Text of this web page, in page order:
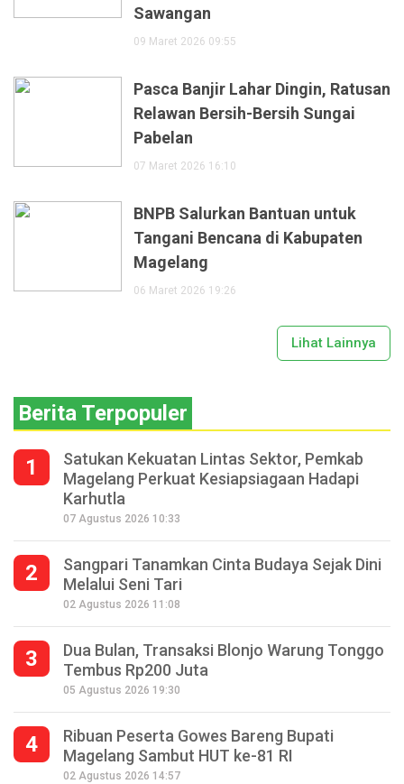
Sawangan
09 Maret 2026 09:55
Pasca Banjir Lahar Dingin, Ratusan
Relawan Bersih-Bersih Sungai
Pabelan
07 Maret 2026 16:10
BNPB Salurkan Bantuan untuk
Tangani Bencana di Kabupaten
Magelang
06 Maret 2026 19:26
Lihat Lainnya
Berita Terpopuler
1
Satukan Kekuatan Lintas Sektor, Pemkab
Magelang Perkuat Kesiapsiagaan Hadapi
Karhutla
07 Agustus 2026 10:33
2
Sangpari Tanamkan Cinta Budaya Sejak Dini
Melalui Seni Tari
02 Agustus 2026 11:08
3
Dua Bulan, Transaksi Blonjo Warung Tonggo
Tembus Rp200 Juta
05 Agustus 2026 19:30
4
Ribuan Peserta Gowes Bareng Bupati
Magelang Sambut HUT ke-81 RI
02 Agustus 2026 14:57